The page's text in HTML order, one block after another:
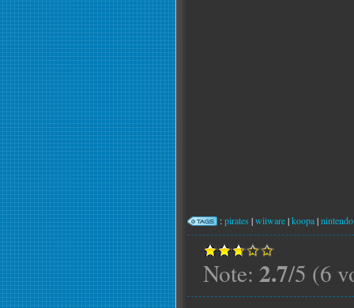
:pirates |wiiware|koopa|nintendo
Note: 2.7/5 (6